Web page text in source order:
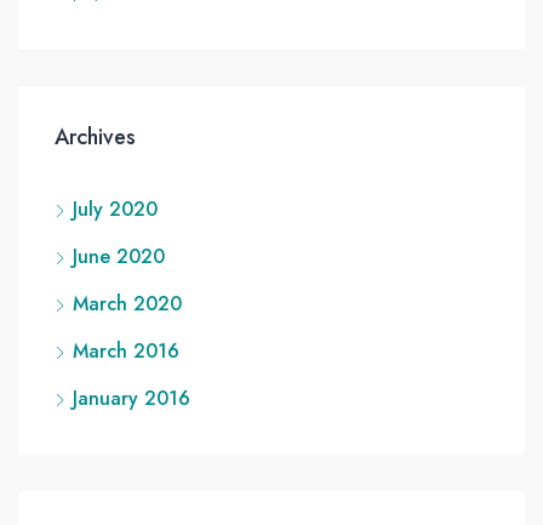
Archives
July 2020
June 2020
March 2020
March 2016
January 2016